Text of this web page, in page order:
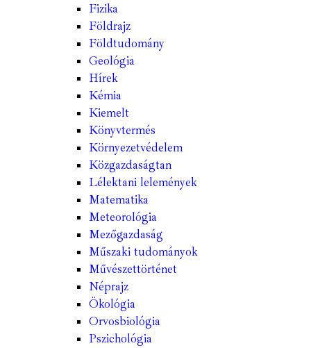
Fizika
Földrajz
Földtudomány
Geológia
Hírek
Kémia
Kiemelt
Könyvtermés
Környezetvédelem
Közgazdaságtan
Lélektani lelemények
Matematika
Meteorológia
Mezőgazdaság
Műszaki tudományok
Művészettörténet
Néprajz
Ökológia
Orvosbiológia
Pszichológia